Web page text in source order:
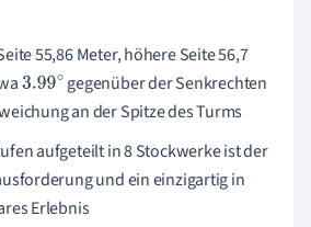
55,86 Meter, höhere Seite 56,7
3.99∘ gegenüber der Senkrechten
an der Spitze des Turms
aufgeteilt in 8 Stockwerke ist der
und ein einzigartig in
Erlebnis